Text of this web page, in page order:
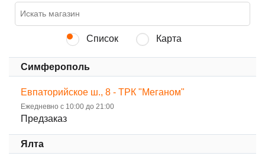
Список Карта
Симферополь
Евпаторийское ш., 8 - ТРК "Меганом"
Ежедневно с 10:00 до 21:00
Предзаказ
Ялта